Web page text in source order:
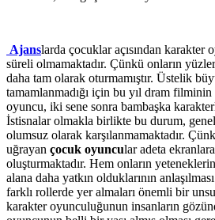
Ajanslarda çocuklar açısından karakter
süreli olmamaktadır. Çünkü onların
daha tam olarak oturmamıştır. Üstelik
tamamlanmadığı için bu yıl dram filminin
oyuncu, iki sene sonra bambaşka
İstisnalar olmakla birlikte bu durum,
olumsuz olarak karşılanmamaktadır.
uğrayan çocuk oyuncular adeta
oluşturmaktadır. Hem onların
alana daha yatkın olduklarının
farklı rollerde yer almaları önemli bir
karakter oyunculuğunun insanların